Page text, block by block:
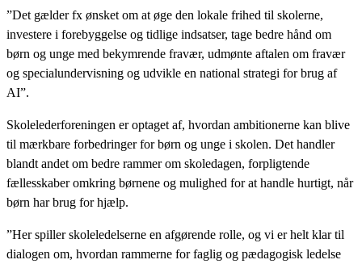
”Det gælder fx ønsket om at øge den lokale frihed til skolerne,
investere i forebyggelse og tidlige indsatser, tage bedre hånd om
børn og unge med bekymrende fravær, udmønte aftalen om fravær
og specialundervisning og udvikle en national strategi for brug af
AI”.
Skolelederforeningen er optaget af, hvordan ambitionerne kan blive
til mærkbare forbedringer for børn og unge i skolen. Det handler
blandt andet om bedre rammer om skoledagen, forpligtende
fællesskaber omkring børnene og mulighed for at handle hurtigt, når
børn har brug for hjælp.
”Her spiller skoleledelserne en afgørende rolle, og vi er helt klar til
dialogen om, hvordan rammerne for faglig og pædagogisk ledelse